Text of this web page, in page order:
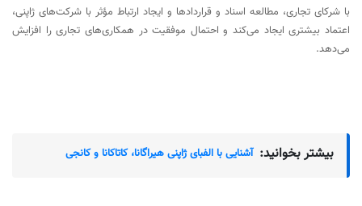
با شرکای تجاری، مطالعه اسناد و قراردادها و ایجاد ارتباط مؤثر با شرکت‌های ژاپنی،
اعتماد بیشتری ایجاد می‌کند و احتمال موفقیت در همکاری‌های تجاری را افزایش
می‌دهد.
بیشتر بخوانید: آشنایی با الفبای ژاپنی هیراگانا، کاتاکانا و کانجی